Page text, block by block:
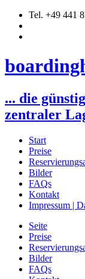
Tel. +49 441
... die
zentraler
Start
Preise
Bilder
FAQs
Kontakt
Impressum |
Seite
Preise
Bilder
FAQs